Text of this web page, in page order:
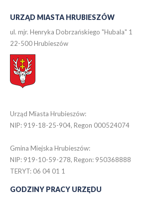
URZĄD MIASTA HRUBIESZÓW
ul. mjr. Henryka Dobrzańskiego "Hubala" 1
22-500 Hrubieszów
Urząd Miasta Hrubieszów:
NIP: 919-18-25-904, Regon 000524074
Gmina Miejska Hrubieszów:
NIP: 919-10-59-278, Regon: 950368888
TERYT: 06 04 01 1
GODZINY PRACY URZĘDU